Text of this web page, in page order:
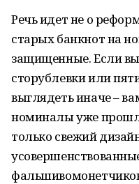
Речь идет не о
старых банкнот на
защищенные. Если
сторублевки или
выглядеть иначе –
номиналы уже
только свежий